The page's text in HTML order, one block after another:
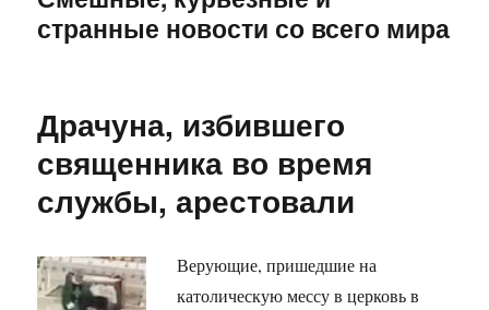
странные новости со всего мира
Драчуна, избившего
священника во время
службы, арестовали
Верующие, пришедшие на
католическую мессу в церковь в